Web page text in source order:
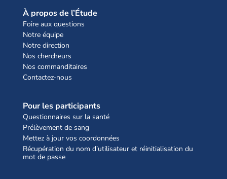
À propos de l’Étude
Foire aux questions
Notre équipe
Notre direction
Nos chercheurs
Nos commanditaires
Contactez-nous
Pour les participants
Questionnaires sur la santé
Prélèvement de sang
Mettez à jour vos coordonnées
Récupération du nom d’utilisateur et réinitialisation du
mot de passe